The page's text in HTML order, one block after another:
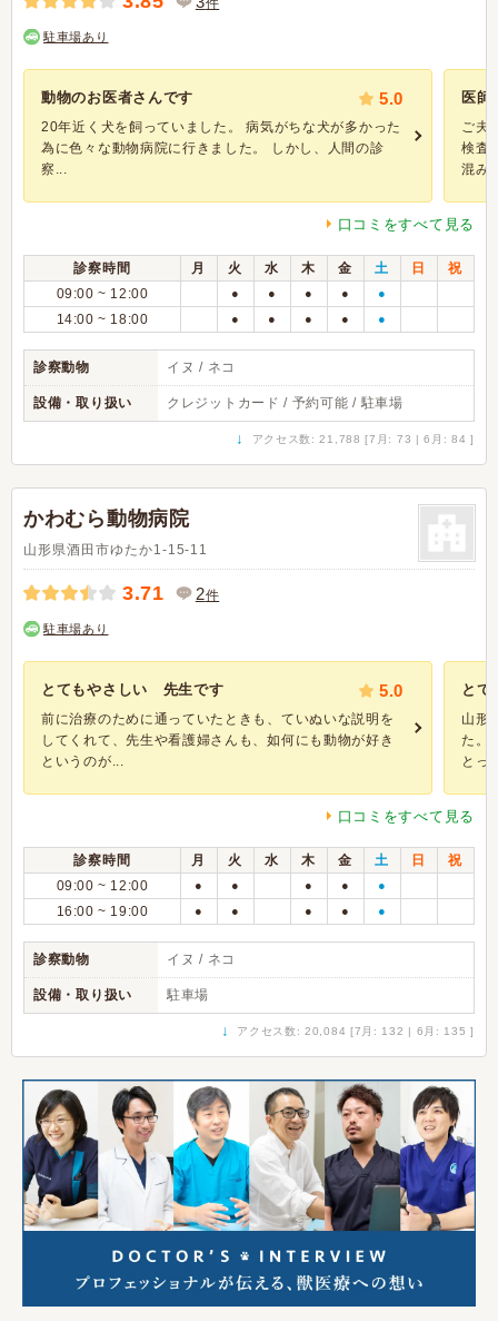
駐車場あり
動物のお医者さんです 5.0
20年近く犬を飼っていました。 病気がちな犬が多かった
為に色々な動物病院に行きました。 しかし、人間の診
察...
医師
ご夫
検査
混み
口コミをすべて見る
診察時間 月 火 水 木 金 土 日
祝
09:00 ~ 12:00
● ● ● ● ●
14:00 ~ 18:00 ● ● ● ● ●
診察動物 イヌ / ネコ
設備・取り扱い クレジットカード / 予約可能 / 駐車場
↓ アクセス数: 21,788 [7月: 73 | 6月: 84 ]
かわむら動物病院
山形県酒田市ゆたか1-15-11
3.71 2件
駐車場あり
とてもやさしい 先生です 5.0
前に治療のために通っていたときも、ていぬいな説明を
してくれて、先生や看護婦さんも、如何にも動物が好き
というのが...
とて
山形
た。
とっ
口コミをすべて見る
診察時間 月 火 水 木 金 土 日
祝
09:00 ~ 12:00
● ● ● ● ●
16:00 ~ 19:00 ● ● ● ● ●
診察動物 イヌ / ネコ
設備・取り扱い 駐車場
↓ アクセス数: 20,084 [7月: 132 | 6月: 135 ]